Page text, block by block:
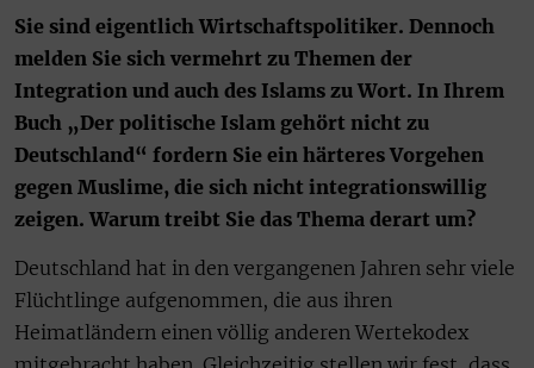
Sie sind eigentlich Wirtschaftspolitiker. Dennoch
melden Sie sich vermehrt zu Themen der
Integration und auch des Islams zu Wort. In Ihrem
Buch „Der politische Islam gehört nicht zu
Deutschland“ fordern Sie ein härteres Vorgehen
gegen Muslime, die sich nicht integrationswillig
zeigen. Warum treibt Sie das Thema derart um?
Deutschland hat in den vergangenen Jahren sehr viele
Flüchtlinge aufgenommen, die aus ihren
Heimatländern einen völlig anderen Wertekodex